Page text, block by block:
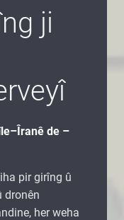
ji
de –
pir girîng û
dronên
her weha